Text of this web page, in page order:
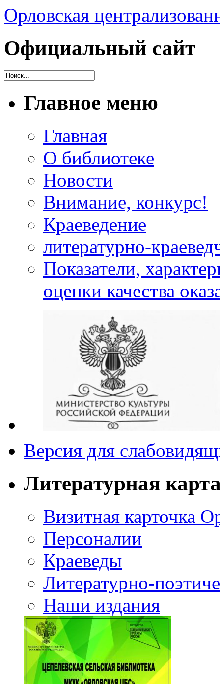
Орловская
Официальный сайт
Главное меню
Главная
О библиотеке
Новости
Внимание, конкурс!
Краеведение
литературно-
Показатели,
оценки качества
Версия для
Литературная
Визитная карточка
Персоналии
Краеведы
Литературно-
Наши издания